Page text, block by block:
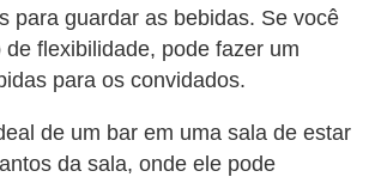
para guardar as bebidas. Se você
flexibilidade, pode fazer um
para os convidados.
de um bar em uma sala de estar
da sala, onde ele pode